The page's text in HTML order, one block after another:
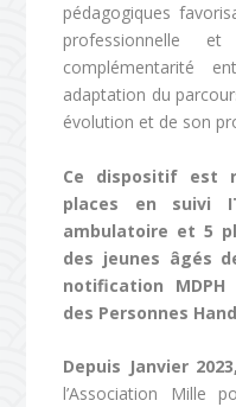
pédagogiques
professionnelle
complémentarité
adaptation du
évolution et de son
Ce dispositif est
places en suivi
ambulatoire et 5
des jeunes âgés
notification
des Personnes
Depuis Janvier
l’Association Mille